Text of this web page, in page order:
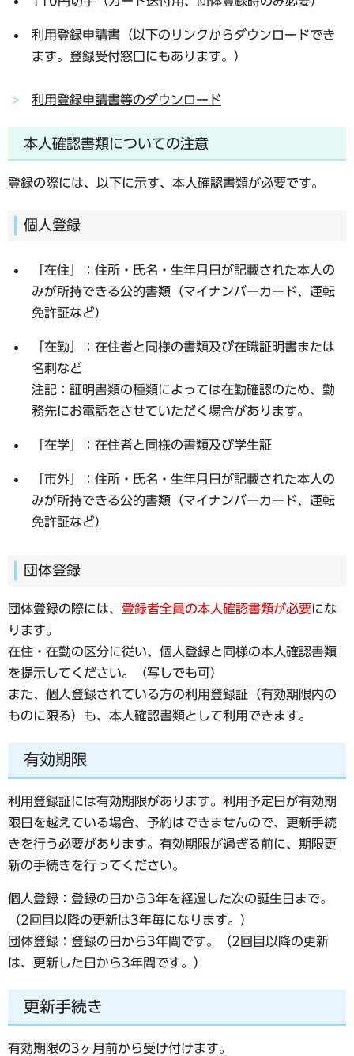
利用登録申請書（以下のリンクからダウンロードでき
ます。登録受付窓口にもあります。）
利用登録申請書等のダウンロード
本人確認書類についての注意
登録の際には、以下に示す、本人確認書類が必要です。
個人登録
「在住」：住所・氏名・生年月日が記載された本人の
みが所持できる公的書類（マイナンバーカード、運転
免許証など）
「在勤」：在住者と同様の書類及び在職証明書または
名刺など
注記：証明書類の種類によっては在勤確認のため、勤
務先にお電話をさせていただく場合があります。
「在学」：在住者と同様の書類及び学生証
「市外」：住所・氏名・生年月日が記載された本人の
みが所持できる公的書類（マイナンバーカード、運転
免許証など）
団体登録
団体登録の際には、 登録者全員の本人確認書類が必要にな
ります。
在住・在勤の区分に従い、個人登録と同様の本人確認書類
を提示してください。（写しでも可）
また、個人登録されている方の利用登録証（有効期限内の
ものに限る）も、本人確認書類として利用できます。
有効期限
利用登録証には有効期限があります。利用予定日が有効期
限日を越えている場合、予約はできませんので、更新手続
きを行う必要があります。有効期限が過ぎる前に、期限更
新の手続きを行ってください。
個人登録：登録の日から3年を経過した次の誕生日まで。
（2回目以降の更新は3年毎になります。）
団体登録：登録の日から3年間です。（2回目以降の更新
は、更新した日から3年間です。）
更新手続き
有効期限の3ヶ月前から受け付けます。